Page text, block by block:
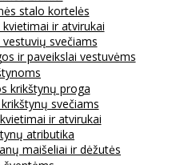
stalo kortelės
kvietimai ir atvirukai
svečiams
ir paveikslai vestuvėms
krikštynų proga
svečiams
ir atvirukai
atributika
maišeliai ir dėžutės